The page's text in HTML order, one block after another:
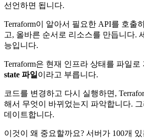
선언하면 됩니다.
Terraform이 알아서 필요한 API를 호출
고, 올바른 순서로 리소스를 만듭니다.
능입니다.
Terraform은 현재 인프라 상태를 파일
state 파일 이라고 부릅니다.
코드를 변경하고 다시 실행하면,
해서 무엇이 바뀌었는지 파악합니다.
데이트합니다.
이것이 왜 중요할까요? 서버가 100개